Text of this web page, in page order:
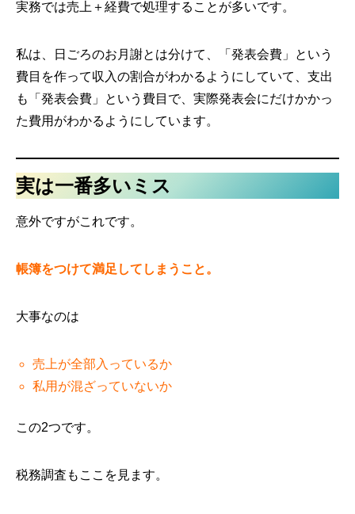
実務では売上＋経費で処理することが多いです。
私は、日ごろのお月謝とは分けて、「発表会費」という
費目を作って収入の割合がわかるようにしていて、支出
も「発表会費」という費目で、実際発表会にだけかかっ
た費用がわかるようにしています。
実は一番多いミス
意外ですがこれです。
帳簿をつけて満足してしまうこと。
大事なのは
売上が全部入っているか
私用が混ざっていないか
この2つです。
税務調査もここを見ます。